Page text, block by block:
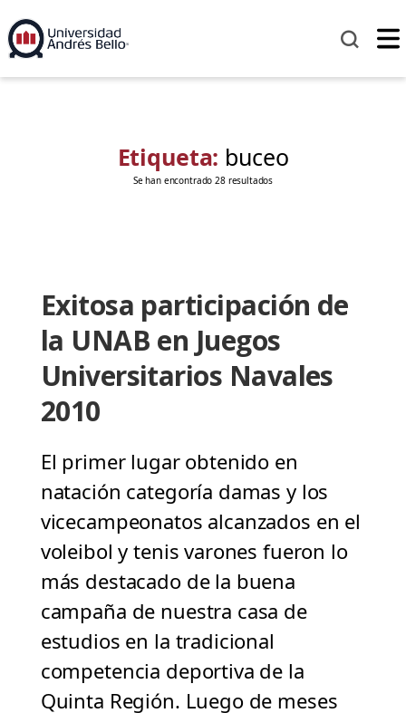
Etiqueta: buceo
Se han encontrado 28 resultados
Exitosa participación de
la UNAB en Juegos
Universitarios Navales
2010
El primer lugar obtenido en
natación categoría damas y los
vicecampeonatos alcanzados en el
voleibol y tenis varones fueron lo
más destacado de la buena
campaña de nuestra casa de
estudios en la tradicional
competencia deportiva de la
Quinta Región. Luego de meses